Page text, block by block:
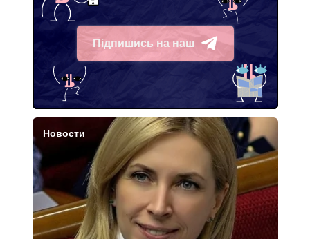
Підпишись на наш
Telegram
Новости